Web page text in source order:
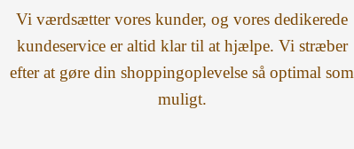
Vi værdsætter vores kunder, og vores dedikerede
kundeservice er altid klar til at hjælpe. Vi stræber
efter at gøre din shoppingoplevelse så optimal som
muligt.